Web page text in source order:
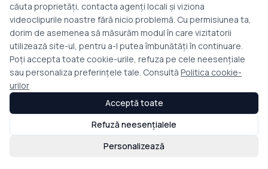
căuta proprietăți, contacta agenți locali și viziona
videoclipurile noastre fără nicio problemă. Cu permisiunea ta,
dorim de asemenea să măsurăm modul în care vizitatorii
utilizează site-ul, pentru a-l putea îmbunătăți în continuare.
Poți accepta toate cookie-urile, refuza pe cele neesențiale
sau personaliza preferințele tale. Consultă Politica cookie-
urilor
Personalizează
Refuză neesențialele
Acceptă toate